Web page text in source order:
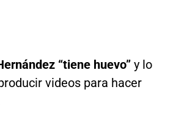
“tiene huevo”y lo
videos para hacer